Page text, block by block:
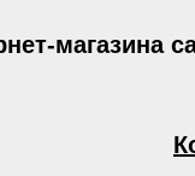
магазина